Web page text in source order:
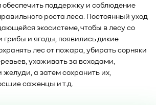
поддержку и соблюдение
роста леса. Постоянный уход
экосистеме, чтобы в лесу со
и ягоды, появились дикие
лес от пожара, убирать сорняки
ухаживать за всходами,
желуди, а затем сохранить их,
саженцы и т.д.